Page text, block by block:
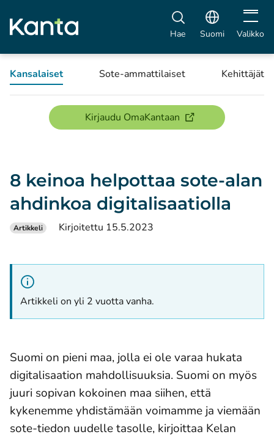
Hae Suomi Avaa
Valikko
Kansalaiset Sote-ammattilaiset Kehittäjät
Kirjaudu OmaKantaan(avautuu uuteen
8 keinoa helpottaa sote-alan
ahdinkoa digitalisaatiolla
Artikkeli Kirjoitettu 15.5.2023
Artikkeli on yli 2 vuotta vanha.
Suomi on pieni maa, jolla ei ole varaa hukata
digitalisaation mahdollisuuksia. Suomi on myös
juuri sopivan kokoinen maa siihen, että
kykenemme yhdistämään voimamme ja viemään
sote-tiedon uudelle tasolle, kirjoittaa Kelan